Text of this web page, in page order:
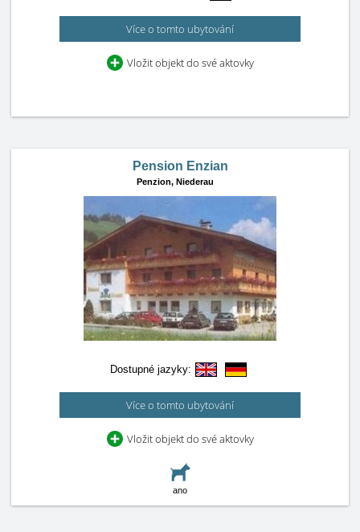
Více o tomto ubytování
Vložit objekt do své aktovky
Pension Enzian
Penzion, Niederau
Dostupné jazyky:
Více o tomto ubytování
Vložit objekt do své aktovky
ano